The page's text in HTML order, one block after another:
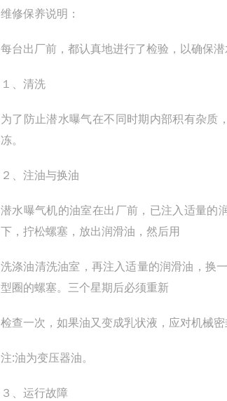
维修保养说明：
每台出厂前，都认真地进行了检验，以确保
１、清洗
为了防止潜水曝气在不同时期内部积有杂质
冻。
２、注油与换油
潜水曝气机的油室在出厂前，已注入适量的
下，拧松螺塞，放出润滑油，然后用
洗涤油清洗油室，再注入适量的润滑油，换
型圈的螺塞。三个星期后必须重新
检查一次，如果油又变成乳状液，应对机械
注:油为变压器油。
３、运行故障